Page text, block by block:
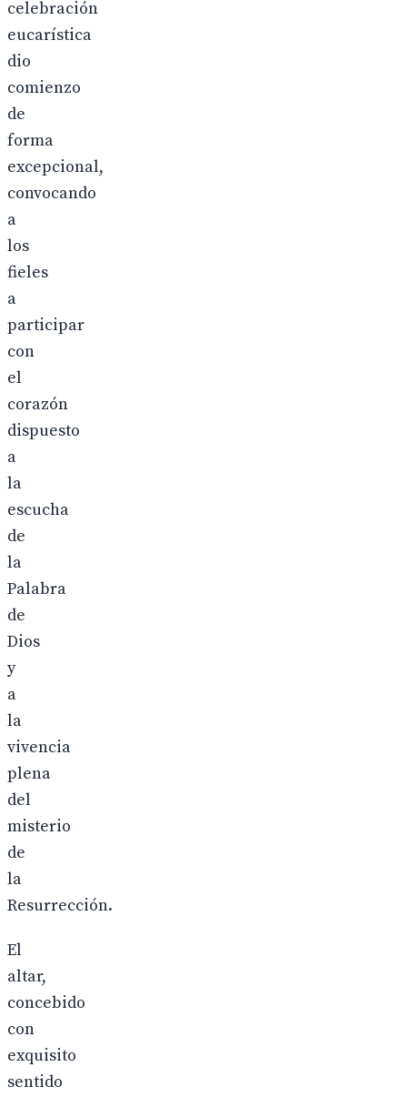
celebración
eucarística
dio
comienzo
de
forma
excepcional,
convocando
a
los
fieles
a
participar
con
el
corazón
dispuesto
a
la
escucha
de
la
Palabra
de
Dios
y
a
la
vivencia
plena
del
misterio
de
la
Resurrección.
El
altar,
concebido
con
exquisito
sentido